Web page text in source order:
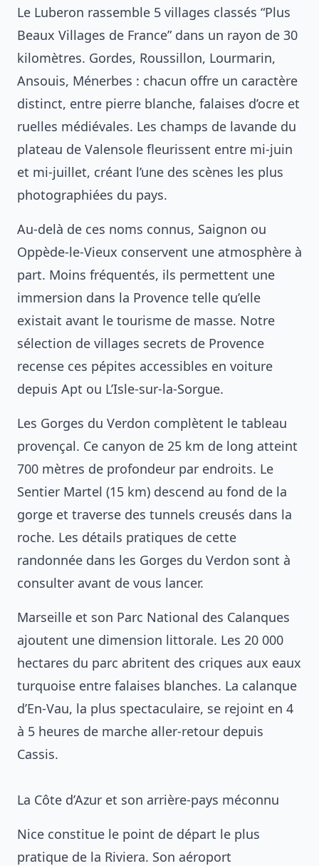
Le Luberon rassemble 5 villages classés “Plus
Beaux Villages de France” dans un rayon de 30
kilomètres. Gordes, Roussillon, Lourmarin,
Ansouis, Ménerbes : chacun offre un caractère
distinct, entre pierre blanche, falaises d’ocre et
ruelles médiévales. Les champs de lavande du
plateau de Valensole fleurissent entre mi-juin
et mi-juillet, créant l’une des scènes les plus
photographiées du pays.
Au-delà de ces noms connus, Saignon ou
Oppède-le-Vieux conservent une atmosphère à
part. Moins fréquentés, ils permettent une
immersion dans la Provence telle qu’elle
existait avant le tourisme de masse. Notre
sélection de villages secrets de Provence
recense ces pépites accessibles en voiture
depuis Apt ou L’Isle-sur-la-Sorgue.
Les Gorges du Verdon complètent le tableau
provençal. Ce canyon de 25 km de long atteint
700 mètres de profondeur par endroits. Le
Sentier Martel (15 km) descend au fond de la
gorge et traverse des tunnels creusés dans la
roche. Les détails pratiques de cette
randonnée dans les Gorges du Verdon sont à
consulter avant de vous lancer.
Marseille et son Parc National des Calanques
ajoutent une dimension littorale. Les 20 000
hectares du parc abritent des criques aux eaux
turquoise entre falaises blanches. La calanque
d’En-Vau, la plus spectaculaire, se rejoint en 4
à 5 heures de marche aller-retour depuis
Cassis.
La Côte d’Azur et son arrière-pays méconnu
Nice constitue le point de départ le plus
pratique de la Riviera. Son aéroport